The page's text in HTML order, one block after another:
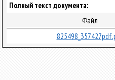
Полный текст документа:
Файл